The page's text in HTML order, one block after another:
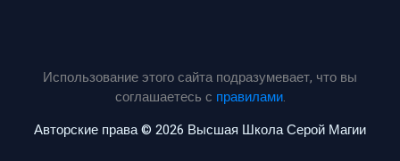
Использование этого сайта подразумевает, что вы
соглашаетесь с правилами.
Авторские права © 2026 Высшая Школа Серой Магии